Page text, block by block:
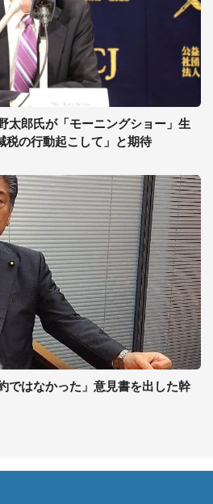
太郎氏が「モーニングショー」生
税の行動起こして」と期待
ではなかった」意見書を出した幹